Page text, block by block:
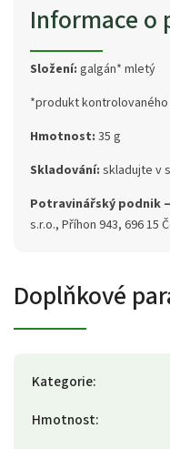
Informace o
Složení: galgán* mletý
*produkt
Hmotnost: 35 g
Skladování: skladujte v
Potravinářský podnik
s.r.o., Příhon 943, 696 15
Doplňkové
Kategorie:
Hmotnost: